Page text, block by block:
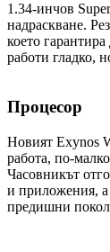
1.34-инчов
надраскване.
което
работи гладко,
Процесор
Новият Exynos
работа, по-
Часовникът
и приложения, а
предишни